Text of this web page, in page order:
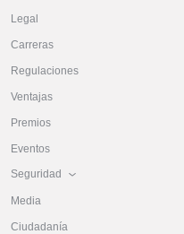
Legal
Carreras
Regulaciones
Ventajas
Premios
Eventos
Seguridad
Media
Ciudadanía